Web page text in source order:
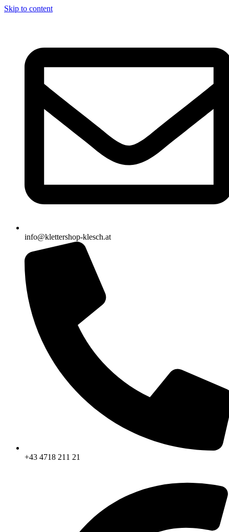
Skip to content
info@klettershop-klesch.at
+43 4718 211 21